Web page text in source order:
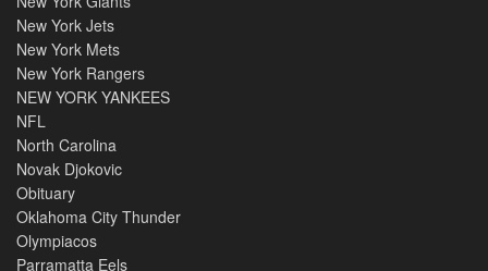
New York Jets
New York Mets
New York Rangers
NEW YORK YANKEES
NFL
North Carolina
Novak Djokovic
Obituary
Oklahoma City Thunder
Olympiacos
Parramatta Eels